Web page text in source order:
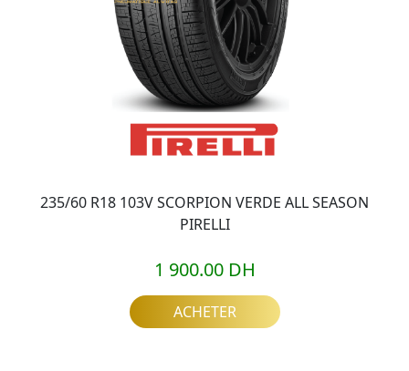
235/60 R18 103V SCORPION VERDE ALL SEASON
PIRELLI
1 900.00 DH
ACHETER